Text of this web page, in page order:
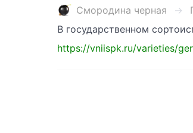
Смородина черная
В государственном
https://vniispk.ru/varieties/